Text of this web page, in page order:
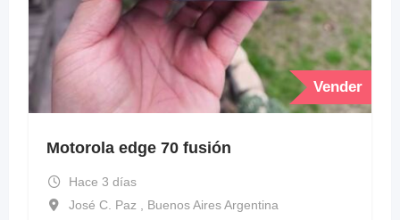
Vender
Motorola edge 70 fusión
Hace 3 días
José C. Paz , Buenos Aires Argentina